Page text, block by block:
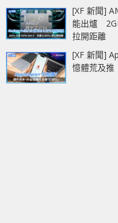
[XF 新聞]
能出爐
拉開距離
[XF 新聞]
憶體荒及推